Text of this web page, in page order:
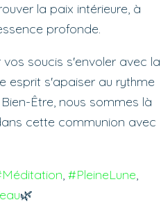
la paix intérieure, à
profonde.
soucis s'envoler avec la
esprit s'apaiser au rythme
Être, nous sommes là
cette communion avec
, #PleineLune
🌿